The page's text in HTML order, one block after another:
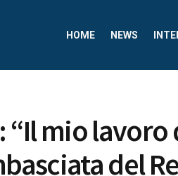
HOME NEWS
“Il mio lavoro
del